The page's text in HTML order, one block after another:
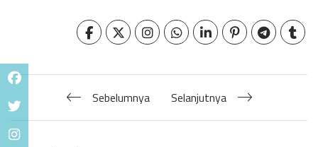
Sebelumnya Selanjutnya